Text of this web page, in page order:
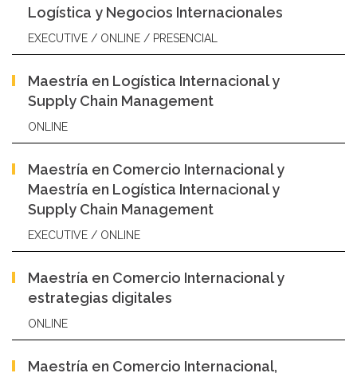
Logística y Negocios Internacionales
EXECUTIVE / ONLINE / PRESENCIAL
Maestría en Logística Internacional y
Supply Chain Management
ONLINE
Maestría en Comercio Internacional y
Maestría en Logística Internacional y
Supply Chain Management
EXECUTIVE / ONLINE
Maestría en Comercio Internacional y
estrategias digitales
ONLINE
Maestría en Comercio Internacional,